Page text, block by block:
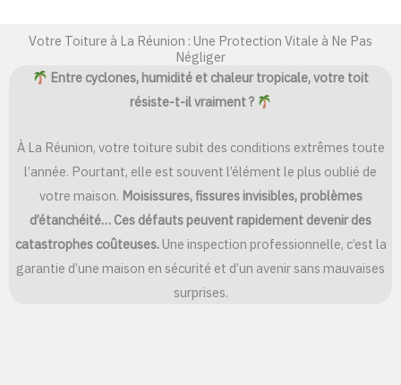
Votre Toiture à La Réunion : Une Protection Vitale à Ne Pas
Négliger
Entre cyclones, humidité et chaleur tropicale, votre toit
résiste-t-il vraiment ?
À La Réunion, votre toiture subit des conditions extrêmes toute
l’année. Pourtant, elle est souvent l’élément le plus oublié de
votre maison. Moisissures, fissures invisibles, problèmes
d’étanchéité… Ces défauts peuvent rapidement devenir des
catastrophes coûteuses.Une inspection professionnelle, c’est la
garantie d’une maison en sécurité et d’un avenir sans mauvaises
surprises.